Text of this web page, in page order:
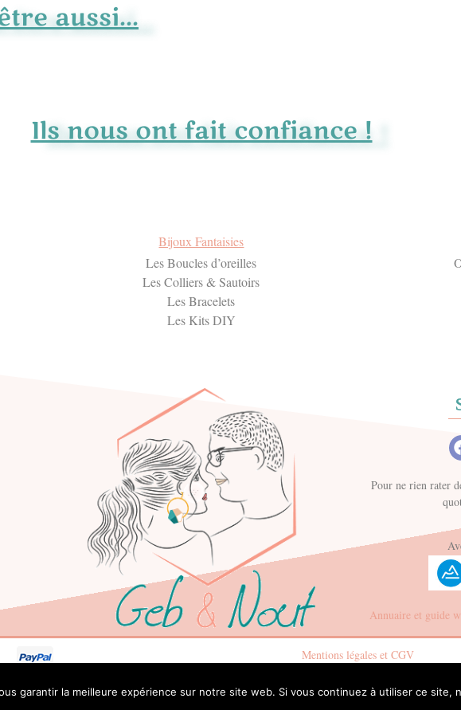
aussi...
Ils nous ont fait confiance !
Bijoux Fantaisies
Les Boucles d’oreilles
Les Colliers & Sautoirs
Les Bracelets
Les Kits DIY
Pour ne rien rater
Annuaire et guide
Mentions légales et CGV
©2025 J.VERMOND – Tous droits réservés
garantir la meilleure expérience sur notre site web. Si vous continuez à utiliser ce site,